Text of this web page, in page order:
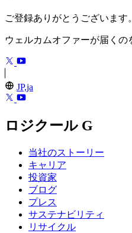
ご登録ありがとうございます。
ウェルカムオファーが届くの
JP,ja
ロジクール G
当社のストーリー
キャリア
投資家
ブログ
プレス
サステナビリティ
リサイクル